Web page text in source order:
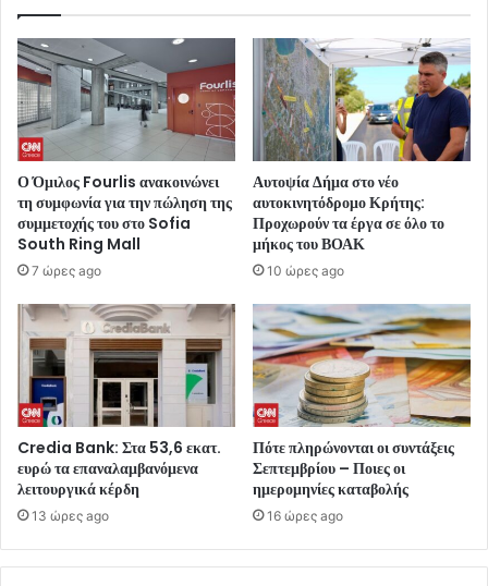
Ο Όμιλος Fourlis ανακοινώνει
τη συμφωνία για την πώληση της
συμμετοχής του στο Sofia
South Ring Mall
7 ώρες ago
Αυτοψία Δήμα στο νέο
αυτοκινητόδρομο Κρήτης:
Προχωρούν τα έργα σε όλο το
μήκος του ΒΟΑΚ
10 ώρες ago
Credia Bank: Στα 53,6 εκατ.
ευρώ τα επαναλαμβανόμενα
λειτουργικά κέρδη
13 ώρες ago
Πότε πληρώνονται οι συντάξεις
Σεπτεμβρίου – Ποιες οι
ημερομηνίες καταβολής
16 ώρες ago